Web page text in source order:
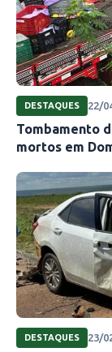
DESTAQUES 22/
Tombamento
mortos em
DESTAQUES 23/